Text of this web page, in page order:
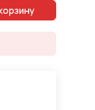
можно
мелочи.
"Камыш"